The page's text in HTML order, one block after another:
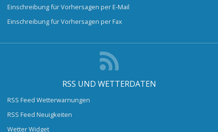
Einschreibung für Vorhersagen per E-Mail
Einschreibung für Vorhersagen per Fax
RSS UND WETTERDATEN
RSS Feed Wetterwarnungen
RSS Feed Neuigkeiten
Wetter Widget